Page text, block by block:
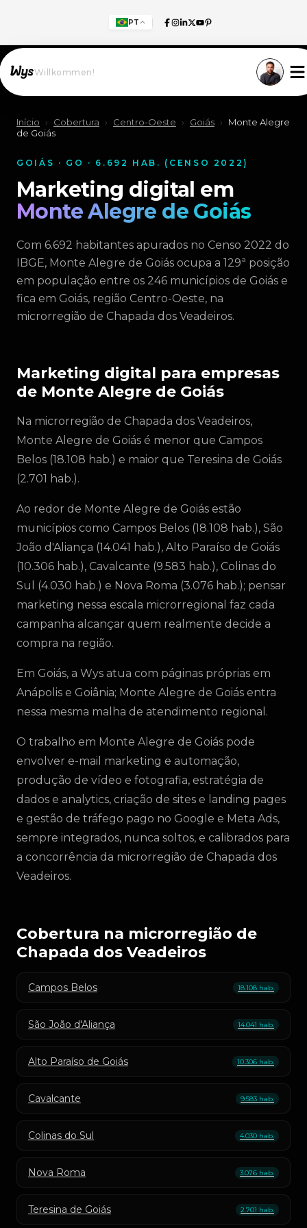
PT
Willkommen!
Início › Cobertura › Centro-Oeste › Goiás ›
Monte Alegre
de Goiás
GOIÁS · GO · 6.692 HAB. (CENSO 2022)
Marketing digital em
Monte Alegre de Goiás
Com 6.692 habitantes apurados no Censo 2022 do
IBGE, Monte Alegre de Goiás ocupa a 129ª posição
em população entre os 246 municípios de Goiás e
fica em Goiás, região Centro-Oeste, na
microrregião de Chapada dos Veadeiros.
Marketing digital para empresas
de Monte Alegre de Goiás
Na microrregião de Chapada dos Veadeiros,
Monte Alegre de Goiás é menor que Campos
Belos (18.108 hab.) e maior que Teresina de Goiás
(2.701 hab.).
Ao redor de Monte Alegre de Goiás estão
municípios como Campos Belos (18.108 hab.), São
João d'Aliança (14.041 hab.), Alto Paraíso de Goiás
(10.306 hab.), Cavalcante (9.583 hab.), Colinas do
Sul (4.030 hab.) e Nova Roma (3.076 hab.); pensar
marketing nessa escala microrregional faz cada
campanha alcançar quem realmente decide a
compra na região.
Em Goiás, a Wys atua com páginas próprias em
Anápolis e Goiânia; Monte Alegre de Goiás entra
nessa mesma malha de atendimento regional.
O trabalho em Monte Alegre de Goiás pode
envolver e-mail marketing e automação,
produção de vídeo e fotografia, estratégia de
dados e analytics, criação de sites e landing pages
e gestão de tráfego pago no Google e Meta Ads,
sempre integrados, nunca soltos, e calibrados para
a concorrência da microrregião de Chapada dos
Veadeiros.
Cobertura na microrregião de
Chapada dos Veadeiros
Campos Belos 18.108 hab.
São João d'Aliança 14.041 hab.
Alto Paraíso de Goiás 10.306 hab.
Cavalcante 9.583 hab.
Colinas do Sul 4.030 hab.
Nova Roma 3.076 hab.
Teresina de Goiás 2.701 hab.